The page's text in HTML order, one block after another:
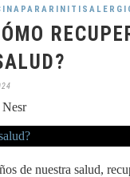
de nuestra salud,